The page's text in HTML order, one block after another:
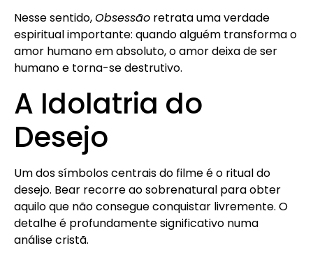
Nesse sentido,Obsessão retrata uma verdade
espiritual importante: quando alguém transforma o
amor humano em absoluto, o amor deixa de ser
humano e torna-se destrutivo.
A Idolatria do
Desejo
Um dos símbolos centrais do filme é o ritual do
desejo. Bear recorre ao sobrenatural para obter
aquilo que não consegue conquistar livremente. O
detalhe é profundamente significativo numa
análise cristã.